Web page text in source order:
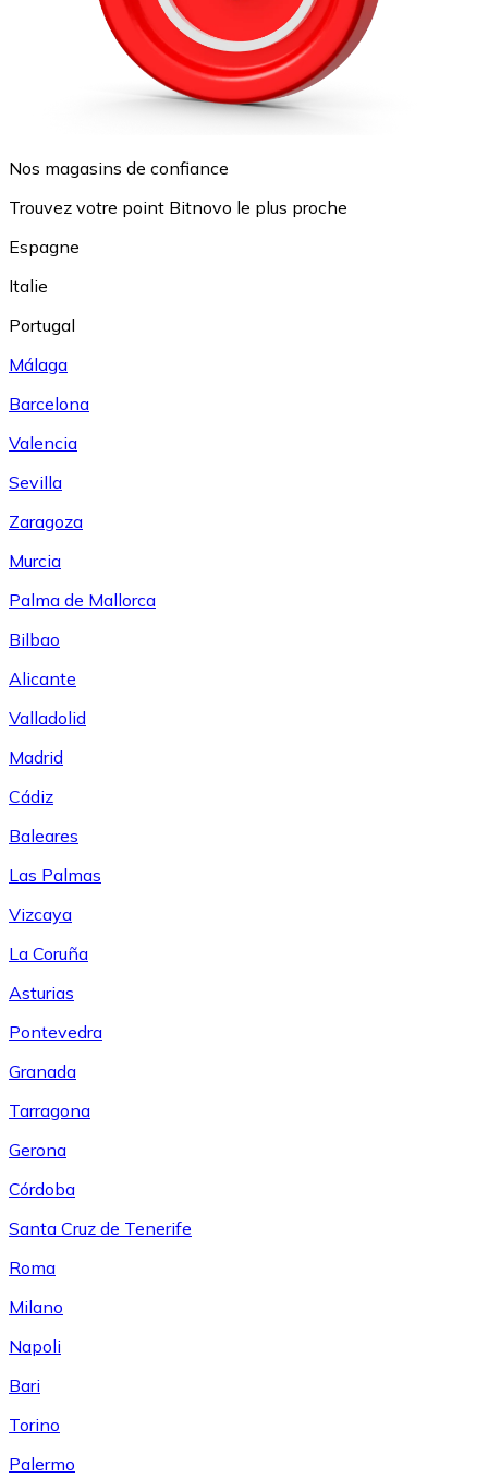
Nos magasins de confiance
Trouvez votre point Bitnovo le plus proche
Espagne
Italie
Portugal
Málaga
Barcelona
Valencia
Sevilla
Zaragoza
Murcia
Palma de Mallorca
Bilbao
Alicante
Valladolid
Madrid
Cádiz
Baleares
Las Palmas
Vizcaya
La Coruña
Asturias
Pontevedra
Granada
Tarragona
Gerona
Córdoba
Santa Cruz de Tenerife
Roma
Milano
Napoli
Bari
Torino
Palermo